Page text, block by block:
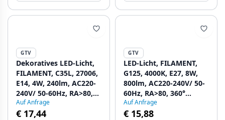
GTV
Dekoratives LED-Licht,
FILAMENT, C35L, 27006,
E14, 4W, 240lm, AC220-
240V/ 50-60Hz, RA>80,
360° 1208962696 - Set
mit 6
Auf Anfrage
€ 17,44
GTV
LED-Licht, FILAMENT,
G125, 4000K, E27, 8W,
800lm, AC220-240V/ 50-
60Hz, RA>80, 360°
1208962765 - Set mit 2
Auf Anfrage
€ 15,88